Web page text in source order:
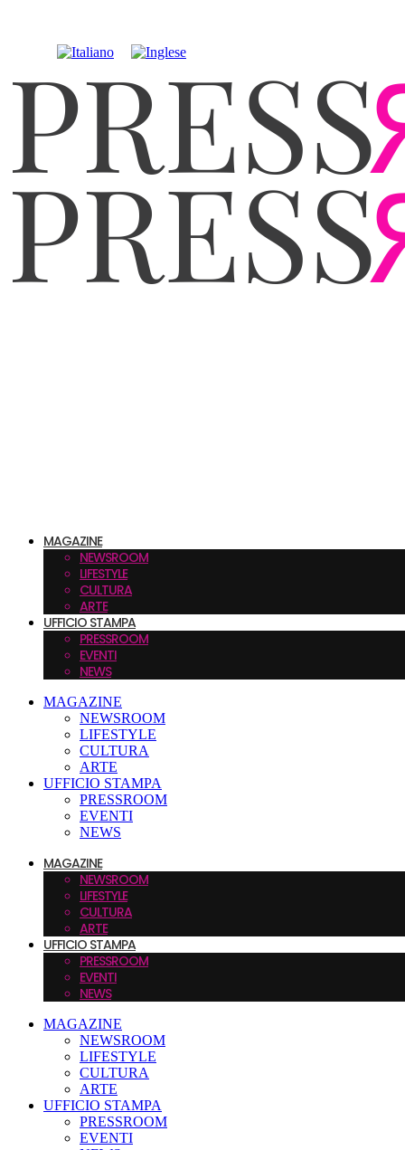
MAGAZINE
NEWSROOM
LIFESTYLE
CULTURA
ARTE
UFFICIO STAMPA
PRESSROOM
EVENTI
NEWS
MAGAZINE
NEWSROOM
LIFESTYLE
CULTURA
ARTE
UFFICIO STAMPA
PRESSROOM
EVENTI
NEWS
MAGAZINE
NEWSROOM
LIFESTYLE
CULTURA
ARTE
UFFICIO STAMPA
PRESSROOM
EVENTI
NEWS
MAGAZINE
NEWSROOM
LIFESTYLE
CULTURA
ARTE
UFFICIO STAMPA
PRESSROOM
EVENTI